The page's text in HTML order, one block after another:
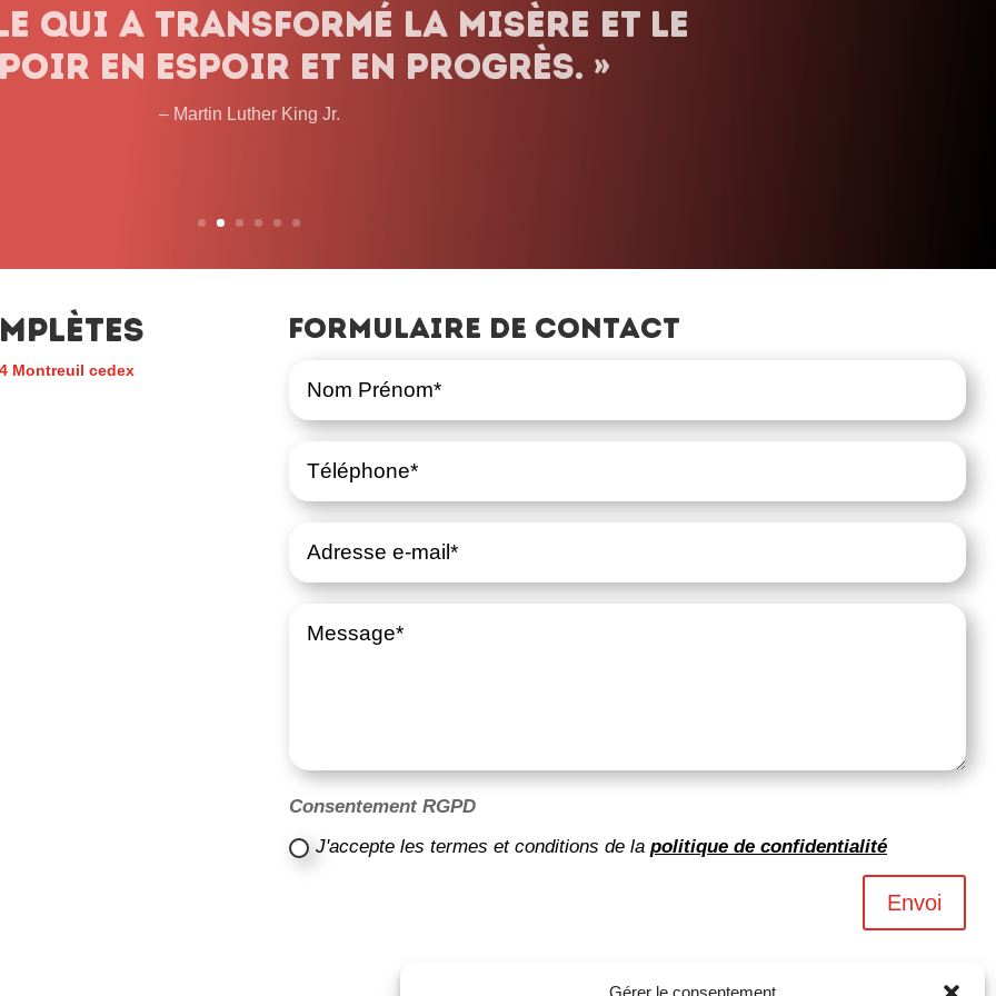
Gérer le consentement
obstacles et peu importe le
que cela prendra. »
Montreuil cedex
Formulaire de contact
Consentement RGPD
J'accepte les termes et conditions de la politique de confidentialité
Envoi